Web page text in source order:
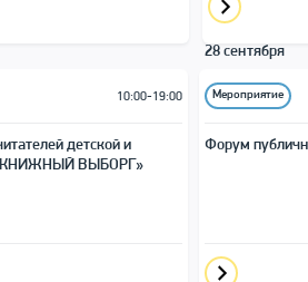
10:00-19:00
детской и
«КНИЖНЫЙ ВЫБОРГ»
28 сентября
Мероприятие
Форум